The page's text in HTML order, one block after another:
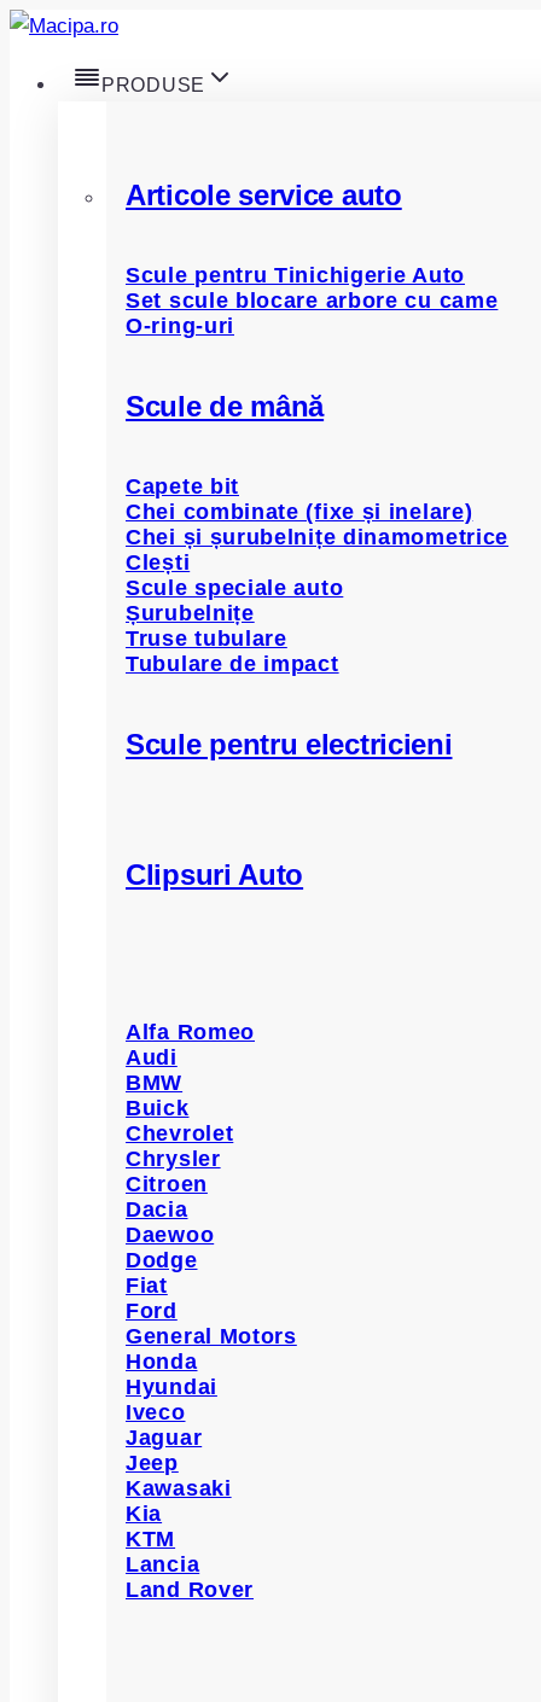
Skip
content
PRODUSE
Articole service auto
Scule pentru Tinichigerie Auto
Set scule blocare arbore cu came
O-ring-uri
Scule de mână
Capete bit
Chei combinate (fixe și inelare)
Chei și șurubelnițe dinamometrice
Clești
Scule speciale auto
Șurubelnițe
Truse tubulare
Tubulare de impact
Scule pentru electricieni
Clipsuri Auto
Alfa Romeo
Audi
BMW
Buick
Chevrolet
Chrysler
Citroen
Dacia
Daewoo
Dodge
Fiat
Ford
General Motors
Honda
Hyundai
Iveco
Jaguar
Jeep
Kawasaki
Kia
KTM
Lancia
Land Rover